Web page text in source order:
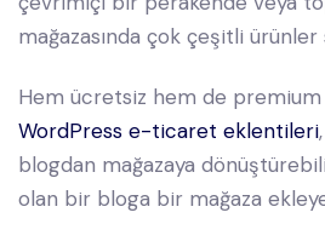
mağazasında çok çeşitli ürünler
Hem ücretsiz hem de premium
WordPress e-ticaret eklentileri
blogdan mağazaya
olan bir bloga bir mağaza